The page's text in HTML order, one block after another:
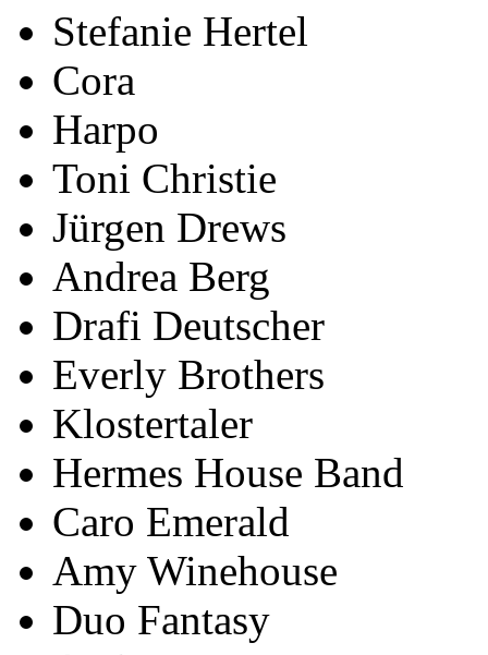
Stefanie Hertel
Cora
Harpo
Toni Christie
Jürgen Drews
Andrea Berg
Drafi Deutscher
Everly Brothers
Klostertaler
Hermes House Band
Caro Emerald
Amy Winehouse
Duo Fantasy